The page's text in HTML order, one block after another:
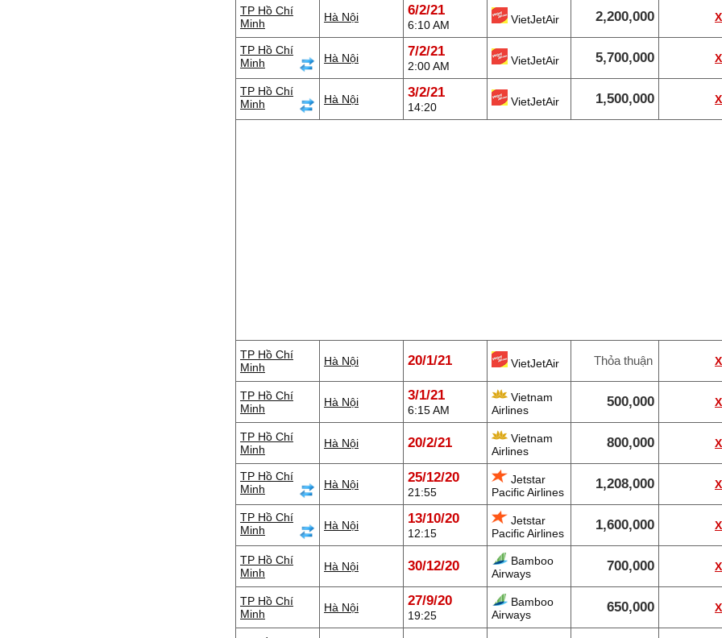
TP Hồ Chí
Minh
Hà Nội 6/2/21
6:10 AM VietJetAir 2,200,000
TP Hồ Chí
Minh
Hà Nội 7/2/21
2:00 AM VietJetAir 5,700,000
TP Hồ Chí
Minh
Hà Nội 3/2/21
14:20 VietJetAir 1,500,000
TP Hồ Chí
Minh
Hà Nội 20/1/21 VietJetAir Thỏa thuận
TP Hồ Chí
Minh
Hà Nội 3/1/21
6:15 AM
Vietnam
Airlines
500,000
TP Hồ Chí
Minh
Hà Nội 20/2/21
Vietnam
Airlines
800,000
TP Hồ Chí
Minh
Hà Nội 25/12/20
21:55
Jetstar
Pacific Airlines
1,208,000
TP Hồ Chí
Minh
Hà Nội 13/10/20
12:15
Jetstar
Pacific Airlines
1,600,000
TP Hồ Chí
Minh
Hà Nội 30/12/20
Bamboo
Airways
700,000
TP Hồ Chí
Minh
Hà Nội 27/9/20
19:25
Bamboo
Airways
650,000